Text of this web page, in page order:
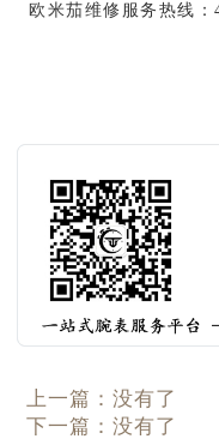
欧米茄维修服务热线
上一篇：没有了
下一篇：没有了